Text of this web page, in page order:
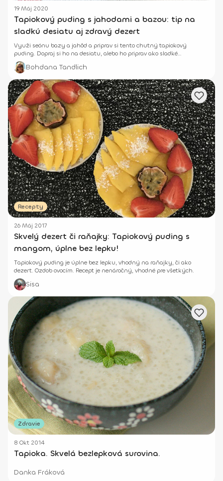
19 Máj 2020
Tapiokový puding s jahodami a bazou: tip na
sladkú desiatu aj zdravý dezert
Využi seónu bazy a jahôd a priprav si tento chutný tapiokový
puding. Dopraj si ho na desiatu, alebo ho priprav ako sladké
pohostenie pre návštevy.
Bohdana Tandlich
Recepty
26 Máj 2017
Skvelý dezert či raňajky: Tapiokový puding s
mangom, úplne bez lepku!
Tapiokový puding je úplne bez lepku, vhodný na raňajky, či ako
dezert. Ozdob ovocím. Recept je nenáročný, vhodné pre všetkých.
Sisa
Zdravie
8 Okt 2014
Tapioka. Skvelá bezlepková surovina.
Danka Fráková